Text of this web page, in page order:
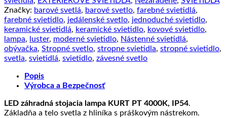
lampa
KURT
PT
4000K,
IP54,
čierna
|
Ideal
Značky: barové svetlá, barové svetlo, farebné svietidlá,
farebné svietidlo, jedálenské svetlo, jednoduché svietidlo,
keramické svietidlá, keramické svietidlo, kovové svietidlo,
lampa, luster, moderné svietidlo, Nástenné svietidlá,
obývačka, Stropné svetlo, stropne svietidla, stropné svietidlo,
svetla, svietidlá, svietidlo, závesné svetlo
Popis
Výrobca a Bezpečnosť
LED záhradná stojacia lampa KURT PT 4000K, IP54.
Základňa a telo svetla z hliníka s práškovým nástrekom.